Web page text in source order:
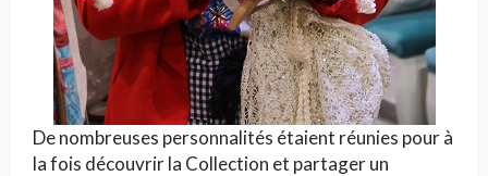
De nombreuses personnalités étaient réunies pour à
la fois découvrir la Collection et partager un